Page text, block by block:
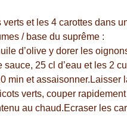
et les 4 carottes dans
/ base du suprême :
d’olive y dorer les
sauce, 25 cl d’eau et les 2
min et assaisonner.Laisser
verts, couper
au chaud.Ecraser les